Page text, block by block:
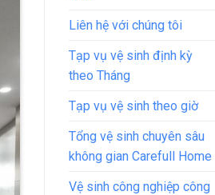
Liên hệ với chúng tôi
Tạp vụ vệ sinh định kỳ
theo Tháng
Tạp vụ vệ sinh theo giờ
Tổng vệ sinh chuyên sâu
không gian Carefull Home
Vệ sinh công nghiệp công